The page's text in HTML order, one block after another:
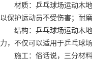
材质：乒乓球场运动木
以保护运动员不受伤害；耐
结构：乒乓球场运动木
力，不仅可以适用于乒乓球
施工：俗话说，三分材